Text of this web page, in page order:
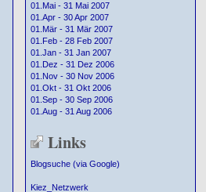
01.Mai - 31 Mai 2007
01.Apr - 30 Apr 2007
01.Mär - 31 Mär 2007
01.Feb - 28 Feb 2007
01.Jan - 31 Jan 2007
01.Dez - 31 Dez 2006
01.Nov - 30 Nov 2006
01.Okt - 31 Okt 2006
01.Sep - 30 Sep 2006
01.Aug - 31 Aug 2006
Links
Blogsuche (via Google)
Kiez_Netzwerk